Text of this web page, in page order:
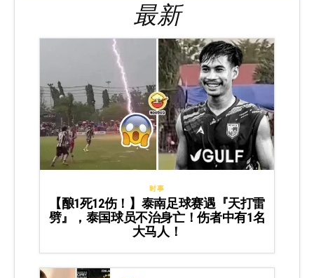
最新
时事
【酿1死12伤！】泰南足球赛遇『天打雷
劈』，泰国球员不治身亡！伤者中有1名
大马人！